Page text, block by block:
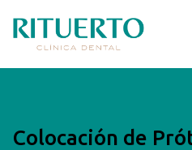
Colocación de